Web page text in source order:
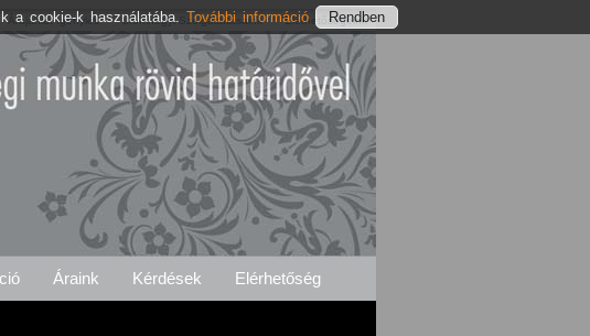
Árajánlat Igénylés Ürömhegyi Szolgáltatásaink Elérhetőségeink
Áraink Kérdések Elérhetőség
a cookie-k használatába. További információ